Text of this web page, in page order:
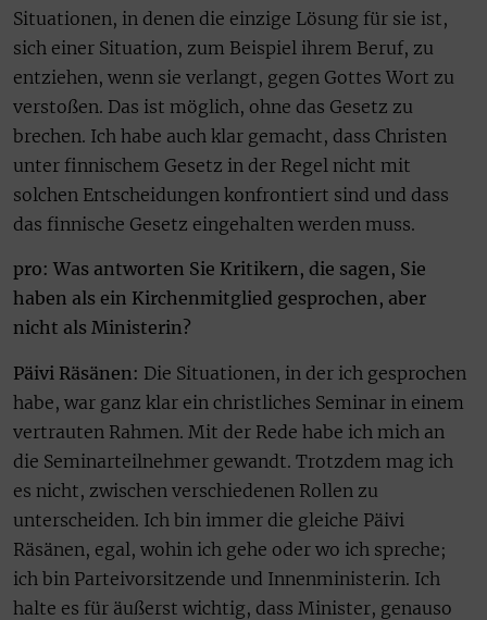
Situationen, in denen die einzige Lösung für sie ist,
sich einer Situation, zum Beispiel ihrem Beruf, zu
entziehen, wenn sie verlangt, gegen Gottes Wort zu
verstoßen. Das ist möglich, ohne das Gesetz zu
brechen. Ich habe auch klar gemacht, dass Christen
unter finnischem Gesetz in der Regel nicht mit
solchen Entscheidungen konfrontiert sind und dass
das finnische Gesetz eingehalten werden muss.
pro: Was antworten Sie Kritikern, die sagen, Sie
haben als ein Kirchenmitglied gesprochen, aber
nicht als Ministerin?
Päivi Räsänen: Die Situationen, in der ich gesprochen
habe, war ganz klar ein christliches Seminar in einem
vertrauten Rahmen. Mit der Rede habe ich mich an
die Seminarteilnehmer gewandt. Trotzdem mag ich
es nicht, zwischen verschiedenen Rollen zu
unterscheiden. Ich bin immer die gleiche Päivi
Räsänen, egal, wohin ich gehe oder wo ich spreche;
ich bin Parteivorsitzende und Innenministerin. Ich
halte es für äußerst wichtig, dass Minister, genauso